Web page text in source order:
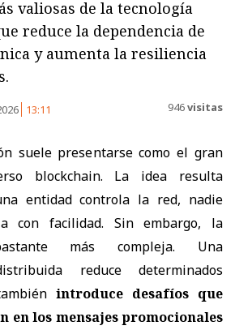
valiosas de la tecnología
reduce la dependencia de
y aumenta la resiliencia
13:11 946visitas
suele presentarse como el gran
blockchain. La idea resulta
entidad controla la red, nadie
con facilidad. Sin embargo, la
más compleja. Una
reduce determinados
introduce desafíos que
en los mensajes promocionales